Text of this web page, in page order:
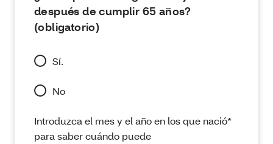
después de cumplir 65 años?
(obligatorio)
Sí.
No
Introduzca el mes y el año en los que nació*
para saber cuándo puede